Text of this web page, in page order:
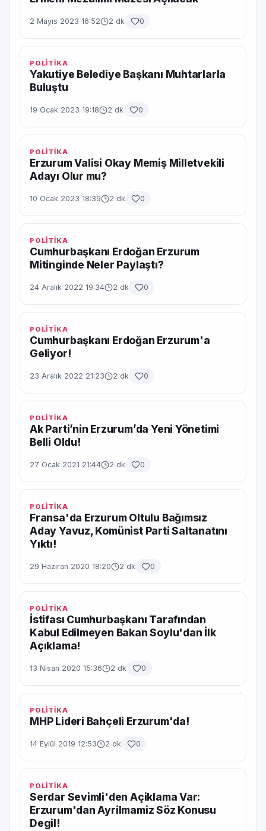
2 Mayıs 2023 16:52 2 dk 0
POLİTİKA
Yakutiye Belediye Başkanı Muhtarlarla
Buluştu
19 Ocak 2023 19:18 2 dk 0
POLİTİKA
Erzurum Valisi Okay Memiş Milletvekili
Adayı Olur mu?
10 Ocak 2023 18:39 2 dk 0
POLİTİKA
Cumhurbaşkanı Erdoğan Erzurum
Mitinginde Neler Paylaştı?
24 Aralık 2022 19:34 2 dk 0
POLİTİKA
Cumhurbaşkanı Erdoğan Erzurum'a
Geliyor!
23 Aralık 2022 21:23 2 dk 0
POLİTİKA
Ak Parti’nin Erzurum’da Yeni Yönetimi
Belli Oldu!
27 Ocak 2021 21:44 2 dk 0
POLİTİKA
Fransa'da Erzurum Oltulu Bağımsız
Aday Yavuz, Komünist Parti Saltanatını
Yıktı!
29 Haziran 2020 18:20 2 dk 0
POLİTİKA
İstifası Cumhurbaşkanı Tarafından
Kabul Edilmeyen Bakan Soylu'dan İlk
Açıklama!
13 Nisan 2020 15:36 2 dk 0
POLİTİKA
MHP Lideri Bahçeli Erzurum'da!
14 Eylül 2019 12:53 2 dk 0
POLİTİKA
Serdar Sevimli'den Açiklama Var:
Erzurum'dan Ayrilmamiz Söz Konusu
Degil!